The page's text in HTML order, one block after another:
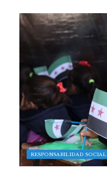
RESPONSABILIDAD SOCIAL